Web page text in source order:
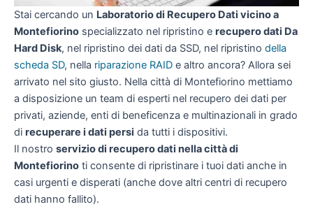
Stai cercando un Laboratorio di Recupero Dati vicino a
Montefiorino specializzato nel ripristino e recupero dati Da
Hard Disk, nel ripristino dei dati da SSD, nel ripristino della
scheda SD, nella riparazione RAID e altro ancora? Allora sei
arrivato nel sito giusto. Nella città di Montefiorino mettiamo
a disposizione un team di esperti nel recupero dei dati per
privati, aziende, enti di beneficenza e multinazionali in grado
di recuperare i dati persi da tutti i dispositivi.
Il nostro servizio di recupero dati nella città di
Montefiorino ti consente di ripristinare i tuoi dati anche in
casi urgenti e disperati (anche dove altri centri di recupero
dati hanno fallito).